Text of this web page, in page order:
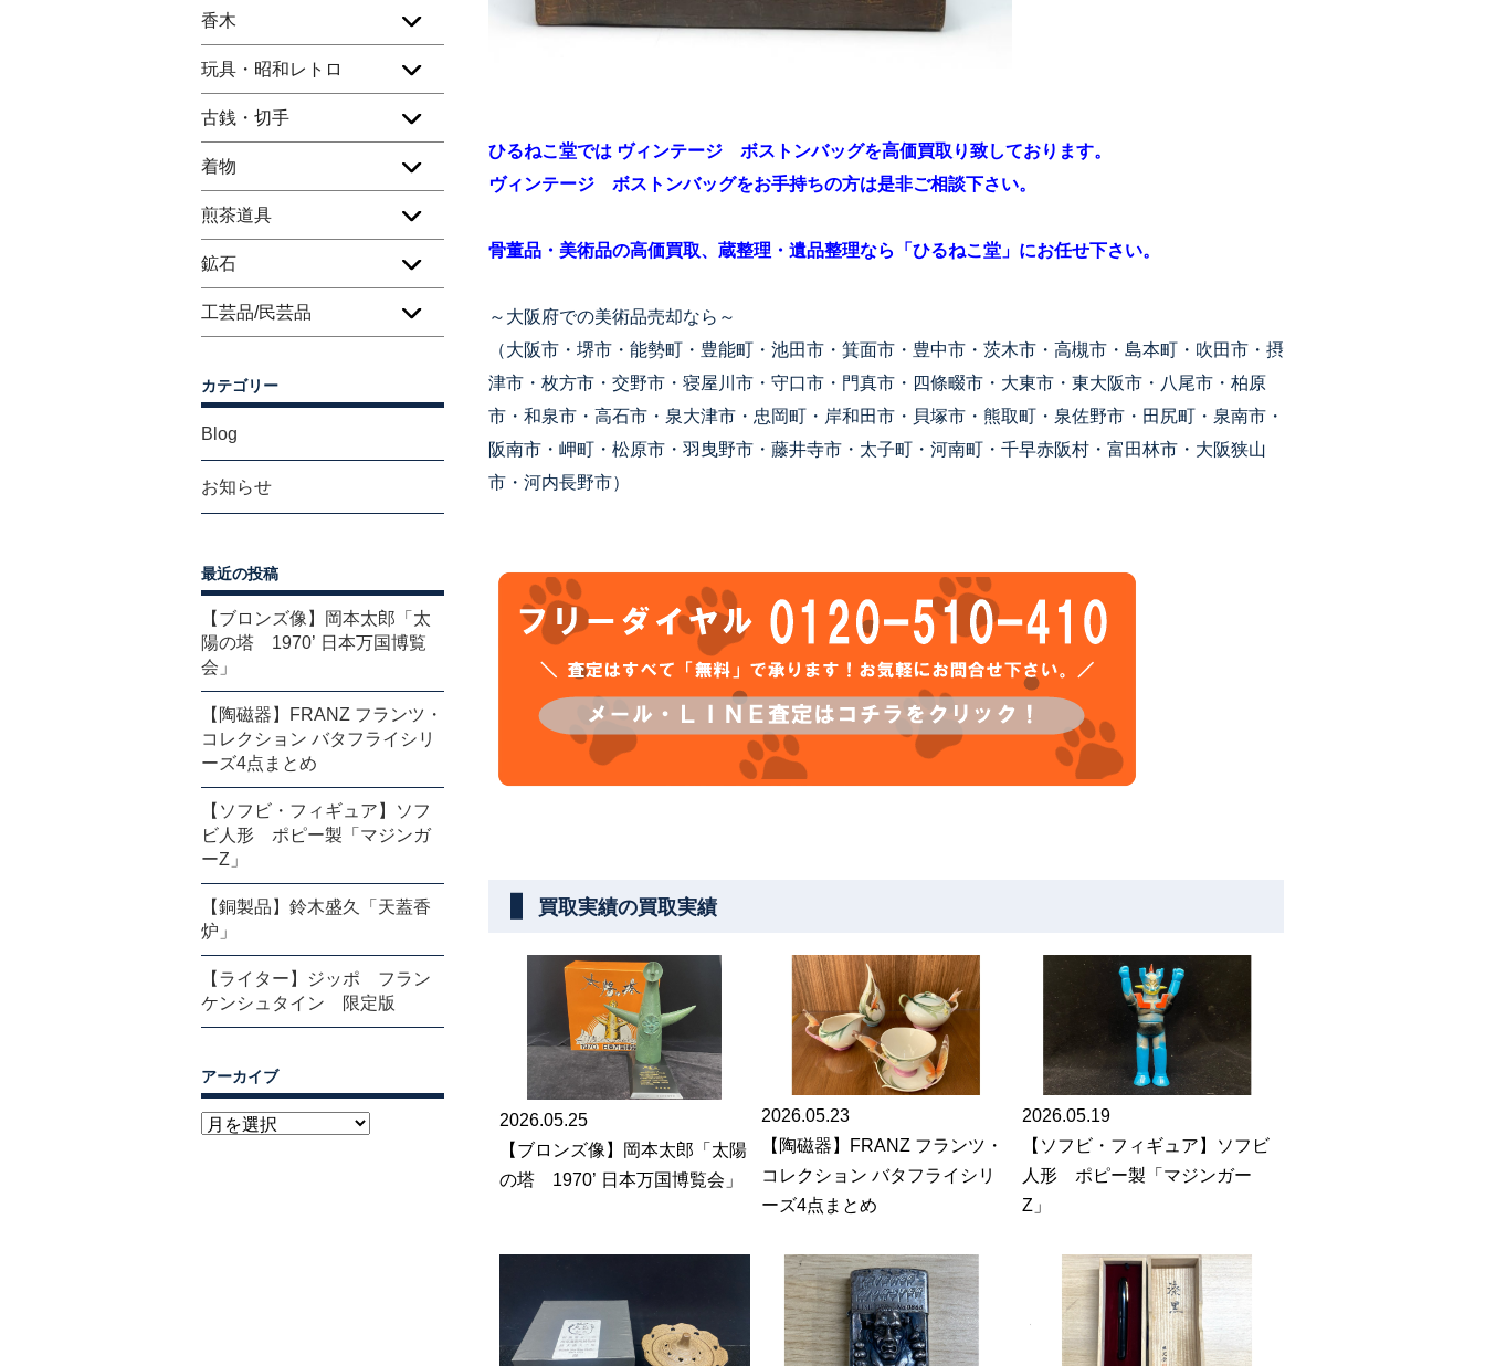
ひるねこ堂では ヴィンテージ ボストンバッグを高価買取り致しております。
ヴィンテージ ボストンバッグをお手持ちの方は是非ご相談下さい。
骨董品・美術品の高価買取、蔵整理・遺品整理なら「ひるねこ堂」にお任せ下さい。
～大阪府での美術品売却なら～
（大阪市・堺市・能勢町・豊能町・池田市・箕面市・豊中市・茨木市・高槻市・島本町・吹田市・摂
津市・枚方市・交野市・寝屋川市・守口市・門真市・四條畷市・大東市・東大阪市・八尾市・柏原
市・和泉市・高石市・泉大津市・忠岡町・岸和田市・貝塚市・熊取町・泉佐野市・田尻町・泉南市・
阪南市・岬町・松原市・羽曳野市・藤井寺市・太子町・河南町・千早赤阪村・富田林市・大阪狭山
市・河内長野市）
買取実績の買取実績
2026.05.25
【ブロンズ像】岡本太郎「太陽
の塔 1970’ 日本万国博覧会」
2026.05.23
【陶磁器】FRANZ フランツ・
コレクション バタフライシリ
ーズ4点まとめ
2026.05.19
【ソフビ・フィギュア】ソフビ
人形 ポピー製「マジンガー
Z」
香木
玩具・昭和レトロ
古銭・切手
着物
煎茶道具
鉱石
工芸品/民芸品
カテゴリー
Blog
お知らせ
最近の投稿
【ブロンズ像】岡本太郎「太
陽の塔 1970’ 日本万国博覧
会」
【陶磁器】FRANZ フランツ・
コレクション バタフライシリ
ーズ4点まとめ
【ソフビ・フィギュア】ソフ
ビ人形 ポピー製「マジンガ
ーZ」
【銅製品】鈴木盛久「天蓋香
炉」
【ライター】ジッポ フラン
ケンシュタイン 限定版
アーカイブ